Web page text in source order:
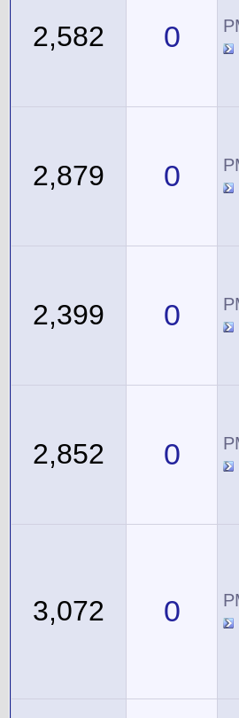
0
2,582
0
2,879
0
2,399
0
2,852
0
3,072